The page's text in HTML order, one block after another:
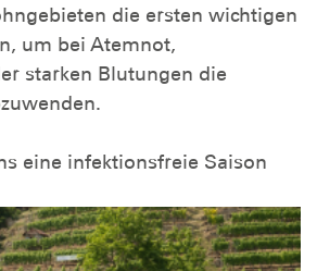
die ersten wichtigen
um bei Atemnot,
starken Blutungen die
eine infektionsfreie Saison